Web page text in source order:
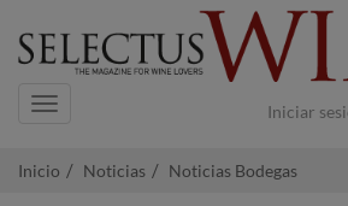
Iniciar
Navigation
Inicio Noticias Noticias Bodegas